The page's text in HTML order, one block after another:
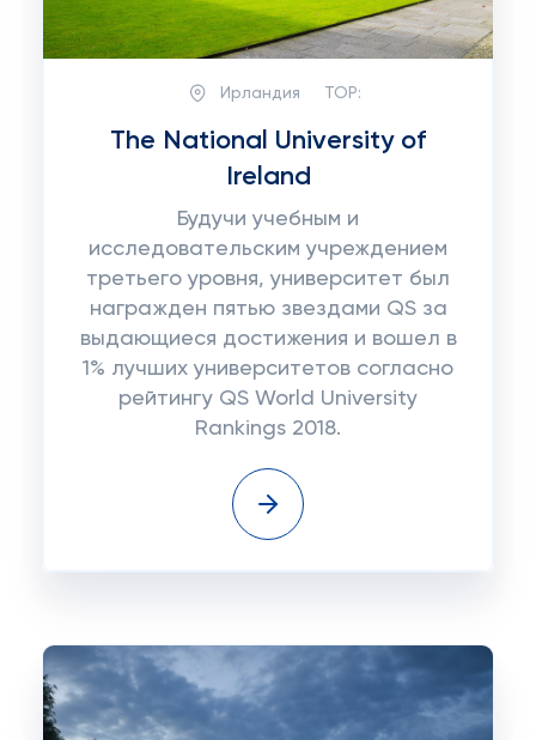
Ирландия TOP:
The National University of
Ireland
Будучи учебным и
исследовательским учреждением
третьего уровня, университет был
награжден пятью звездами QS за
выдающиеся достижения и вошел в
1% лучших университетов согласно
рейтингу QS World University
Rankings 2018.